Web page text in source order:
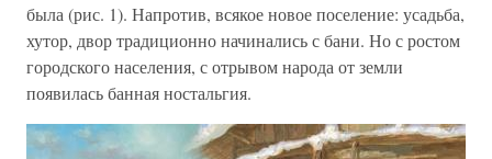
была (рис. 1). Напротив, всякое новое поселение: усадьба,
хутор, двор традиционно начинались с бани. Но с ростом
городского населения, с отрывом народа от земли
появилась банная ностальгия.